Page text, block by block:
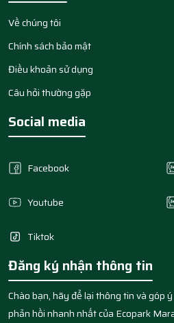
Về chúng tôi
Chính sách bảo mật
Điều khoản sử dụng
Câu hỏi thường gặp
Social media
Facebook
Youtube
Tiktok
Đăng ký nhận thông tin
Chào bạn, hãy để lại thông tin và góp
phản hồi nhanh nhất của Ecopark